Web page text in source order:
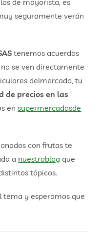
de mayorista, es
seguramente verán
tenemos acuerdos
se ven directamente
delmercado, tu
de precios en las
ensupermercadosde
con frutas te
a nuestroblog que
tópicos.
tema y esperamos que